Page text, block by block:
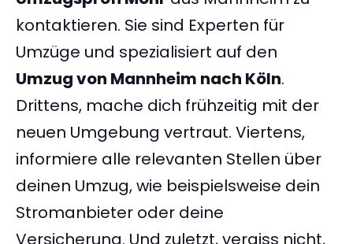
kontaktieren. Sie sind Experten für
Umzüge und spezialisiert auf den
Umzug von Mannheim nach Köln.
Drittens, mache dich frühzeitig mit der
neuen Umgebung vertraut. Viertens,
informiere alle relevanten Stellen über
deinen Umzug, wie beispielsweise dein
Stromanbieter oder deine